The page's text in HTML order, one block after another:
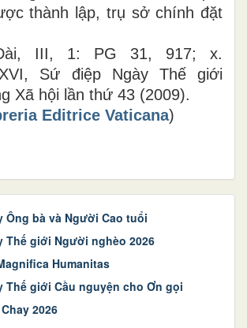
thành lập, trụ sở chính đặt
III, 1: PG 31, 917; x.
Sứ điệp Ngày Thế giới
Xã hội lần thứ 43 (2009).
Editrice Vaticana)
Ông bà và Người Cao tuổi
Thế giới Người nghèo 2026
Humanitas
Thế giới Cầu nguyện cho Ơn gọi
2026